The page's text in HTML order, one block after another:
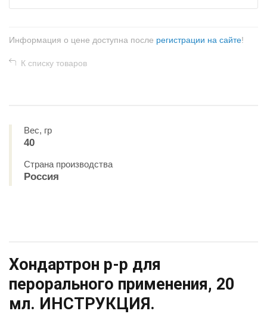
Информация о цене доступна после регистрации на сайте!
К списку товаров
Вес, гр
40
Страна производства
Россия
Хондартрон р-р для
перорального применения, 20
мл. ИНСТРУКЦИЯ.